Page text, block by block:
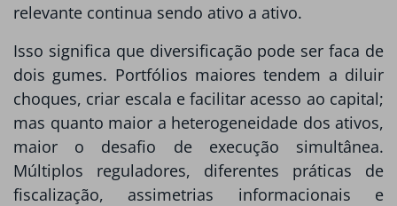
relevante continua sendo ativo a ativo.
Isso significa que diversificação pode ser faca de
dois gumes. Portfólios maiores tendem a diluir
choques, criar escala e facilitar acesso ao capital;
mas quanto maior a heterogeneidade dos ativos,
maior o desafio de execução simultânea.
Múltiplos reguladores, diferentes práticas de
fiscalização, assimetrias informacionais e